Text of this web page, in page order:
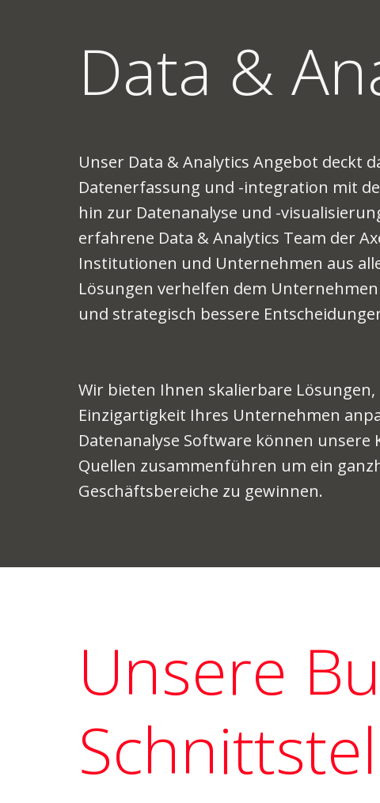
Data &
Unser Data & Analytics Angebot deckt
Datenerfassung und -integration mit
hin zur Datenanalyse und -
erfahrene Data & Analytics Team der
Institutionen und Unternehmen aus
Lösungen verhelfen dem
und strategisch bessere
Wir bieten Ihnen skalierbare
Einzigartigkeit Ihres Unternehmen
Datenanalyse Software können unsere
Quellen zusammenführen um ein
Geschäftsbereiche zu gewinnen.
Unsere